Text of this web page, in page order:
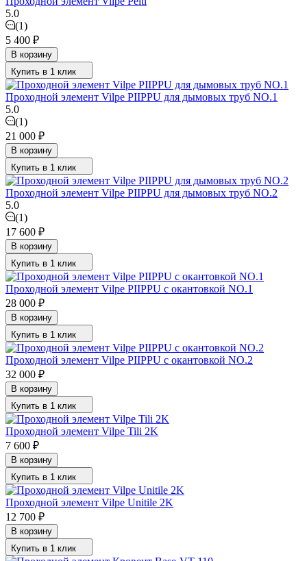
5.0
(1)
5 400 ₽
В корзину
Купить в 1 клик
Проходной элемент Vilpe PIIPPU для дымовых труб NO.1
5.0
(1)
21 000 ₽
В корзину
Купить в 1 клик
Проходной элемент Vilpe PIIPPU для дымовых труб NO.2
5.0
(1)
17 600 ₽
В корзину
Купить в 1 клик
Проходной элемент Vilpe PIIPPU с окантовкой NO.1
28 000 ₽
В корзину
Купить в 1 клик
Проходной элемент Vilpe PIIPPU с окантовкой NO.2
32 000 ₽
В корзину
Купить в 1 клик
Проходной элемент Vilpe Tili 2K
7 600 ₽
В корзину
Купить в 1 клик
Проходной элемент Vilpe Unitile 2K
12 700 ₽
В корзину
Купить в 1 клик